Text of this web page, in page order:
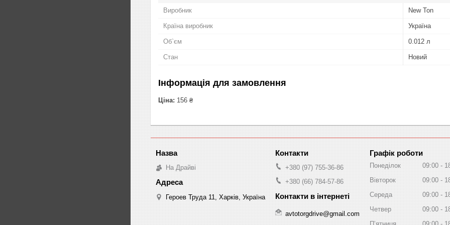
Виробник New Ton
Країна виробник Україна
Об`єм 0.012 л
Стан Новий
Інформація для замовлення
Ціна: 156 ₴
На Драйві
Героев Труда 11, Харків, Україна
+380 (97) 755-36-86
+380 (66) 784-57-86
avtotorgdrive@gmail.com
Графік роботи
Понеділок 09:00
Вівторок
09:00
Середа
09:00
Четвер
09:00